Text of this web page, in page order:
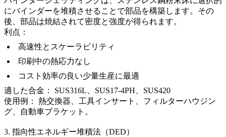
にバインダーを堆積させることで部品を構築します。その
後、部品は焼結されて密度と強度が得られます。
利点：
高速性とスケーラビリティ
印刷中の熱応力なし
コスト効率の良い少量生産に最適
適した合金：
SUS316L、SUS17-4PH、SUS420
使用例：
熱交換器、工具インサート、フィルターハウジン
グ、自動車ブラケット。
3. 指向性エネルギー堆積法（DED）